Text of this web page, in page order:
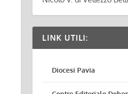
LINK UTILI:
Diocesi Pavia